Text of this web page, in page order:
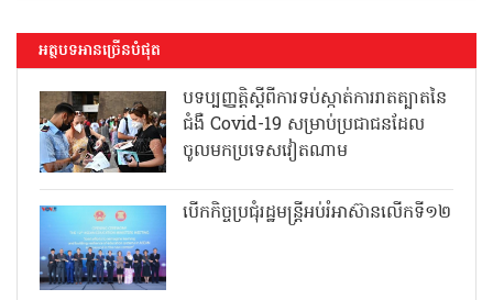
អត្ថបទអានច្រើនបំផុត
បទប្បញ្ញត្តិស្តីពីការទប់ស្កាត់ការរាតត្បាតនៃ
ជំងឺ Covid-19 សម្រាប់ប្រជាជនដែល
ចូលមកប្រទេសវៀតណាម
បើកកិច្ចប្រជុំរដ្ឋមន្ត្រីអប់រំអាស៊ានលើកទី១២